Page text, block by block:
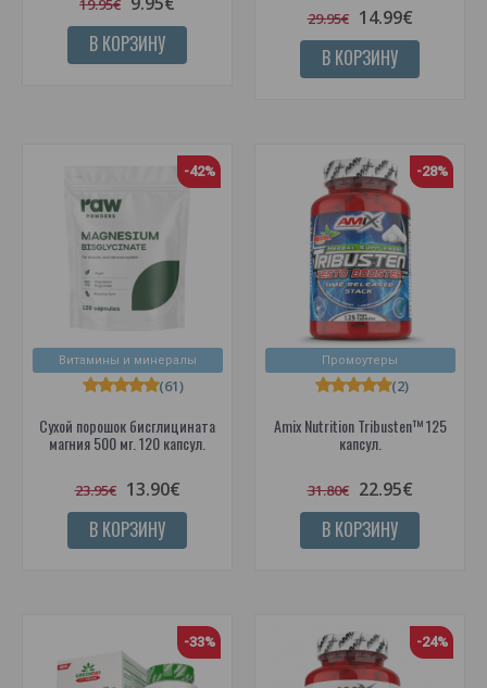
19.95€
В КОРЗИНУ
29.95€ 14.99€
В КОРЗИНУ
Витамины и минералы
-42%
Сухой порошок бисглицината
магния 500 мг. 120 капсул.
(61)
23.95€ 13.90€
В КОРЗИНУ
Промоутеры
-28%
Amix Nutrition Tribusten™ 125
капсул.
(2)
31.80€ 22.95€
В КОРЗИНУ
-33% -24%